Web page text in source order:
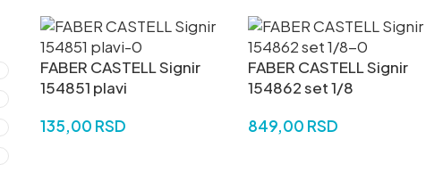
FABER CASTELL Signir
154851 plavi
135,00 RSD
FABER CASTELL Signir
154862 set 1/8
849,00 RSD